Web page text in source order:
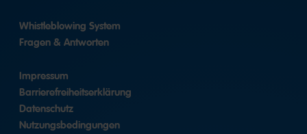
Whistleblowing System
Fragen & Antworten
Impressum
Barrierefreiheitserklärung
Datenschutz
Nutzungsbedingungen